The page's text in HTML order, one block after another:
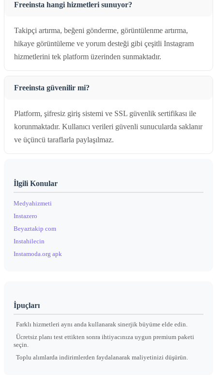
Freeinsta hangi hizmetleri sunuyor?
Takipçi artırma, beğeni gönderme, görüntülenme artırma,
hikaye görüntüleme ve yorum desteği gibi çeşitli Instagram
hizmetlerini tek platform üzerinden sunmaktadır.
Freeinsta güvenilir mi?
Platform, şifresiz giriş sistemi ve SSL güvenlik sertifikası ile
korunmaktadır. Kullanıcı verileri güvenli sunucularda saklanır
ve üçüncü taraflarla paylaşılmaz.
İlgili Konular
Medyahizmeti
Instazero
Beyaztakip com
Instahilecin
Instamoda.org apk
İpuçları
Farklı hizmetleri aynı anda kullanarak sinerjik büyüme elde edin.
Ücretsiz planı test ettikten sonra ihtiyacınıza uygun premium paketi
seçin.
Toplu alımlarda indirimlerden faydalanarak maliyetinizi düşürün.